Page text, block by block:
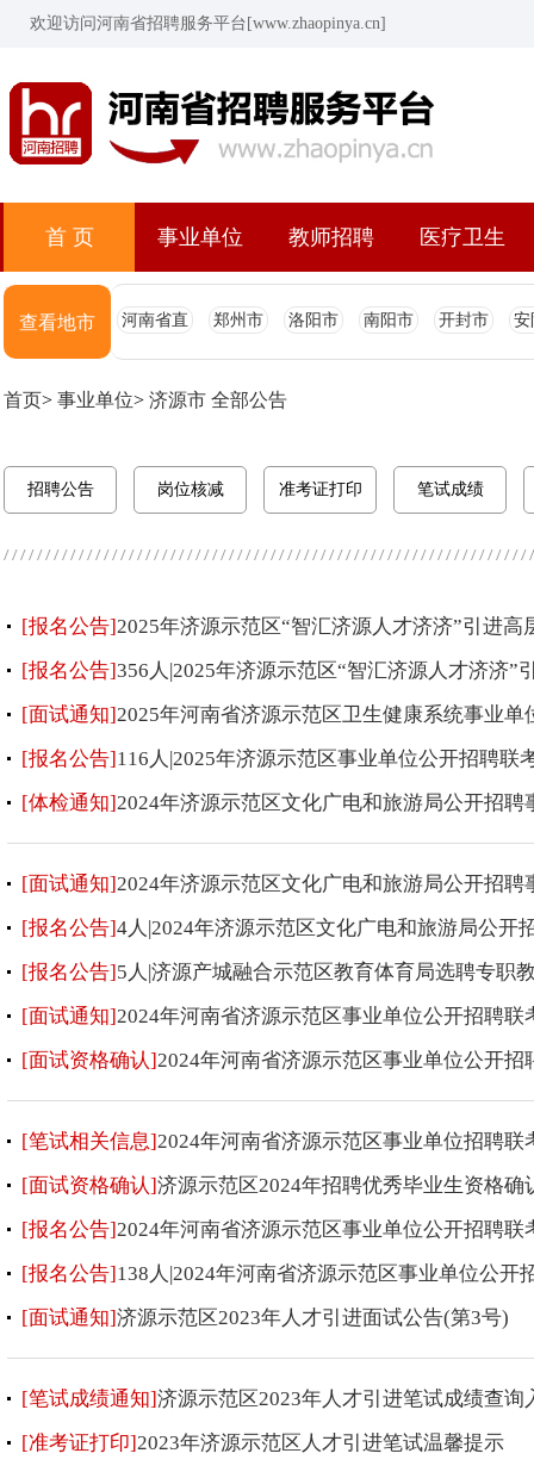
欢迎访问河南省招聘服务平台[www.zhaopinya.cn]
首 页 事业单位 教师招聘 医疗卫生
查看地市 河南省直 郑州市 洛阳市 南阳市 开封市 安
首页> 事业单位> 济源市 全部公告
招聘公告 岗位核减 准考证打印 笔试成绩
[报名公告]2025年济源示范区“智汇济源人才济济”引进
[报名公告]356人|2025年济源示范区“智汇济源人才济济
[面试通知]2025年河南省济源示范区卫生健康系统事业
[报名公告]116人|2025年济源示范区事业单位公开招聘联
[体检通知]2024年济源示范区文化广电和旅游局公开招
[面试通知]2024年济源示范区文化广电和旅游局公开招
[报名公告]4人|2024年济源示范区文化广电和旅游局公开
[报名公告]5人|济源产城融合示范区教育体育局选聘专职
[面试通知]2024年河南省济源示范区事业单位公开招聘联
[面试资格确认]2024年河南省济源示范区事业单位公开
[笔试相关信息]2024年河南省济源示范区事业单位招聘联
[面试资格确认]济源示范区2024年招聘优秀毕业生资格确
[报名公告]2024年河南省济源示范区事业单位公开招聘联
[报名公告]138人|2024年河南省济源示范区事业单位公开
[面试通知]济源示范区2023年人才引进面试公告(第3号)
[笔试成绩通知]济源示范区2023年人才引进笔试成绩查询
[准考证打印]2023年济源示范区人才引进笔试温馨提示